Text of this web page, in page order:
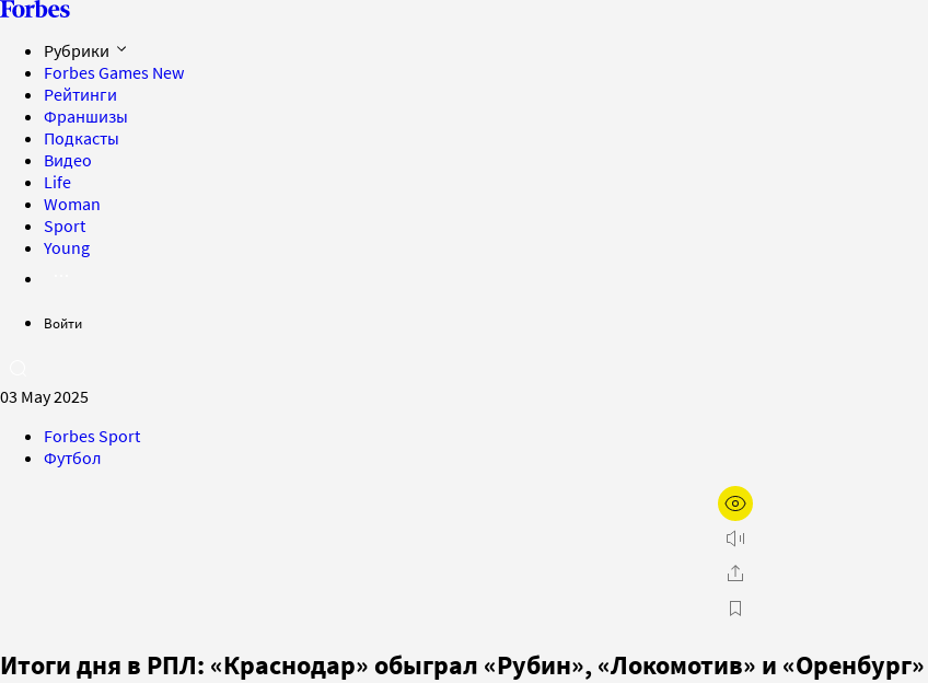
Рубрики
Forbes Games New
Рейтинги
Франшизы
Подкасты
Видео
Life
Woman
Sport
Young
Войти
03 May 2025
Forbes Sport
Футбол
Итоги дня в РПЛ: «Краснодар» обыграл «Рубин», «Локомотив» и